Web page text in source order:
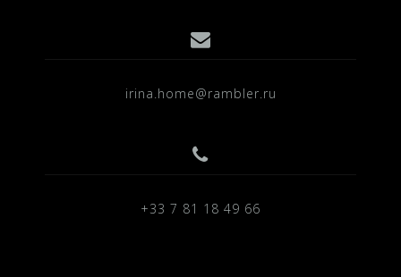
irina.home@rambler.ru
+33 7 81 18 49 66